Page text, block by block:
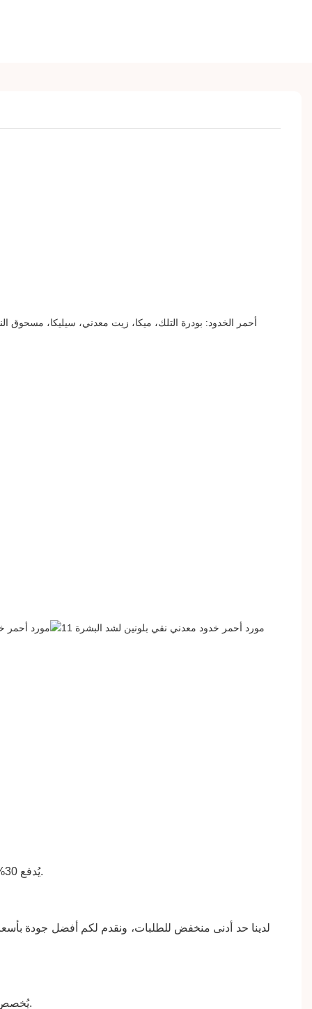
أحمر الخدود: بودرة التلك، ميكا، زيت معدني، سيليكا، مسحوق
يُدفع 30% مقدماً عن طريق التحويل المصرفي، ويُسدد المبلغ المتبقي قبل الشحن. كما نقبل الدفع عبر باي بال، وويسترن يونيون، وماني غرام.
لدينا حد أدنى منخفض للطلبات، ونقدم لكم أفضل جودة
يُخصص رقم تتبع لكل طلب بمجرد شحنه. يمكنك متابعة عملية الشحن باستخدام رقم التتبع الخاص بطلبك على الموقع الإلكتروني المخصص.